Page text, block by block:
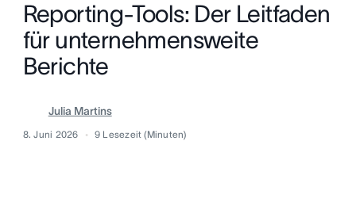
Reporting-Tools: Der Leitfaden
für unternehmensweite
Berichte
Julia Martins
8. Juni 2026 9 Lesezeit (Minuten)